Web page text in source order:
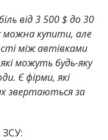
від 3 500 $ до 30
купити, але
між автівками
можуть будь-яку
Є фірми, які
звертаються за